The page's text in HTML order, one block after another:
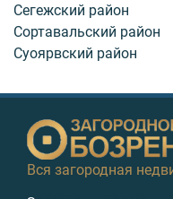
Сегежский район
Сортавальский район
Суоярвский район
Вся загородная